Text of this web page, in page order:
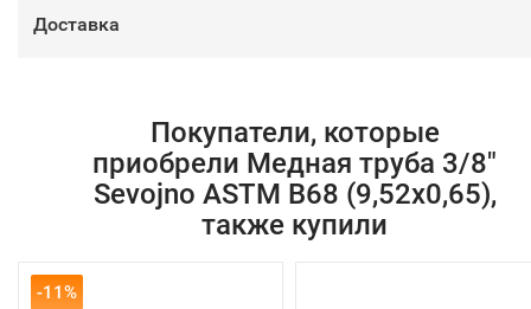
Доставка
Покупатели, которые
приобрели Медная труба 3/8"
Sevojno ASTM В68 (9,52х0,65),
также купили
-11%